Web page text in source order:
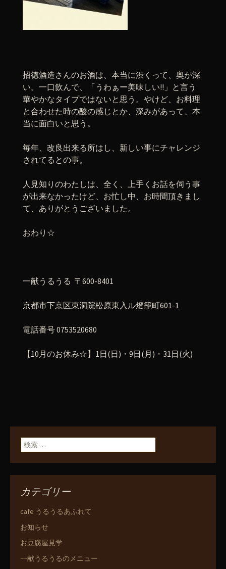
招徳酒造さんのお酒は、本当に渋くって、奥が深
い。一口飲んで、「うわぁー美味しい!!」と言う
華やかなタイプではないと思う。やけど、お料理
と合わせた時の酸の感じとか、深みがあって、本
当に面白いと思う。
毎年、改良出来る所はし、新しい事にチャレンジ
されてるとの事。
人見知りのわたしは、全く、上手くお話を伺う事
が出来なかったけど、お忙し中、お時間頂きまし
て、ありがとうございました。
おわり☆
一献うるうる 〒600-8401
京都市下京区東洞院松原東入ル燈籠町601-1
電話番号 0753520680
【10月のお休み☆】1日(日)・9日(月)・31日(火)
検索:
カテゴリー
cafe うるうるあふれて
お知らせ
お豆腐屋見学
一献うるうるのメニュー